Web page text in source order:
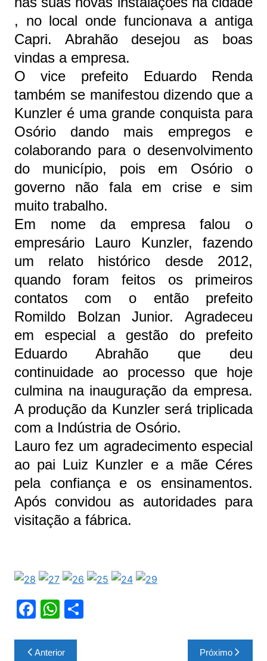
, no local onde funcionava a antiga
Capri. Abrahão desejou as boas
vindas a empresa.
O vice prefeito Eduardo Renda
também se manifestou dizendo que a
Kunzler é uma grande conquista para
Osório dando mais empregos e
colaborando para o desenvolvimento
do município, pois em Osório o
governo não fala em crise e sim
muito trabalho.
Em nome da empresa falou o
empresário Lauro Kunzler, fazendo
um relato histórico desde 2012,
quando foram feitos os primeiros
contatos com o então prefeito
Romildo Bolzan Junior. Agradeceu
em especial a gestão do prefeito
Eduardo Abrahão que deu
continuidade ao processo que hoje
culmina na inauguração da empresa.
A produção da Kunzler será triplicada
com a Indústria de Osório.
Lauro fez um agradecimento especial
ao pai Luiz Kunzler e a mãe Céres
pela confiança e os ensinamentos.
Após convidou as autoridades para
visitação a fábrica.
F
c
W
at
S
Navegação
Anterior Próximo